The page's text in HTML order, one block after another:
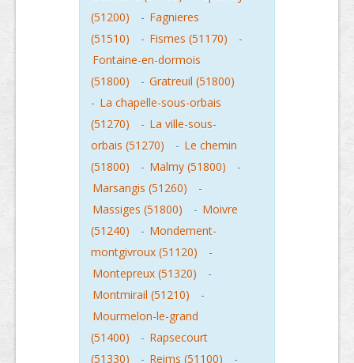
(51200)
- Fagnieres
(51510)
- Fismes (51170)
-
Fontaine-en-dormois
(51800)
- Gratreuil (51800)
- La chapelle-sous-orbais
(51270)
- La ville-sous-
orbais (51270)
- Le chemin
(51800)
- Malmy (51800)
-
Marsangis (51260)
-
Massiges (51800)
- Moivre
(51240)
- Mondement-
montgivroux (51120)
-
Montepreux (51320)
-
Montmirail (51210)
-
Mourmelon-le-grand
(51400)
- Rapsecourt
(51330)
- Reims (51100)
-